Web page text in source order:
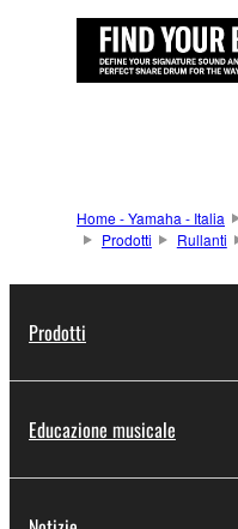
Home - Yamaha - Italia
Prodotti
Rullanti
Prodotti
Educazione musicale